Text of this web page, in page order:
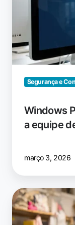
equipe
de
TI
precisaSegurança e
Windows
a equipe
março 3, 2026
O
futuro
da